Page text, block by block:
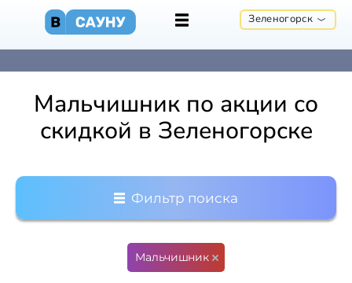
Зеленогорск
Мальчишник по акции со
скидкой в Зеленогорске
Фильтр поиска
Мальчишник